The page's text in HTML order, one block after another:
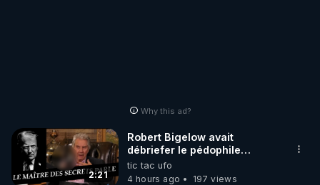
Why this ad?
2:21
Robert Bigelow avait
débriefer le pédophile
génocidaire de donald j
trump
tic tac ufo
4 hours ago
197 views